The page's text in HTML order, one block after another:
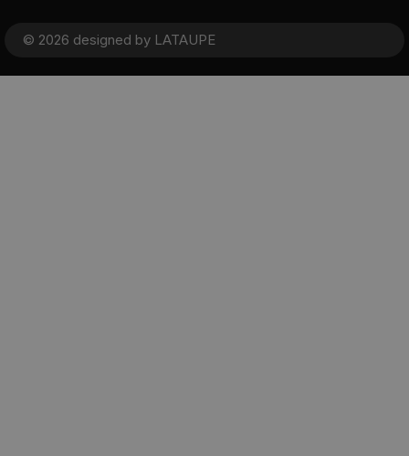
© 2026 designed by LATAUPE